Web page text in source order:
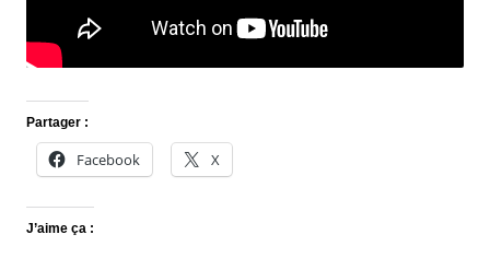
Partager :
Facebook X
J’aime ça :